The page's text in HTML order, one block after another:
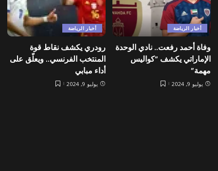
أخبار الرياضة
وفاة أحمد رفعت.. نادي الوحدة
الإماراتي يكشف “كواليس
مهمة”
يوليو 9, 2024
أخبار الرياضة
رودري يكشف نقاط قوة
المنتخب الفرنسي.. ويعلّق على
أداء مبابي
يوليو 9, 2024